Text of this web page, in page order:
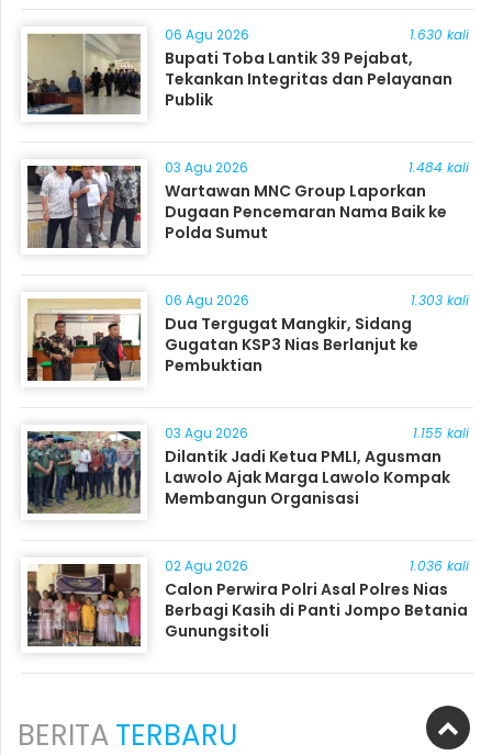
06 Agu 2026 1.630 kali
Bupati Toba Lantik 39 Pejabat,
Tekankan Integritas dan Pelayanan
Publik
03 Agu 2026 1.484 kali
Wartawan MNC Group Laporkan
Dugaan Pencemaran Nama Baik ke
Polda Sumut
06 Agu 2026 1.303 kali
Dua Tergugat Mangkir, Sidang
Gugatan KSP3 Nias Berlanjut ke
Pembuktian
03 Agu 2026 1.155 kali
Dilantik Jadi Ketua PMLI, Agusman
Lawolo Ajak Marga Lawolo Kompak
Membangun Organisasi
02 Agu 2026 1.036 kali
Calon Perwira Polri Asal Polres Nias
Berbagi Kasih di Panti Jompo Betania
Gunungsitoli
BERITATERBARU